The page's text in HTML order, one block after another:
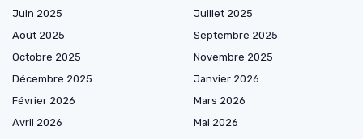
Juin 2025
Juillet 2025
Août 2025
Septembre 2025
Octobre 2025
Novembre 2025
Décembre 2025
Janvier 2026
Février 2026
Mars 2026
Avril 2026
Mai 2026